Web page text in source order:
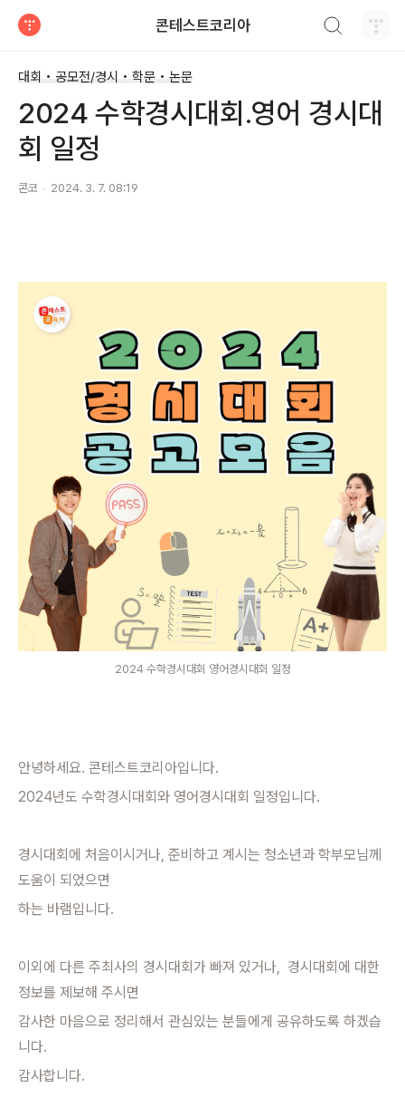
콘테스트코리아
대회 • 공모전/경시 • 학문 • 논문
2024 수학경시대회.영어 경시대
회 일정
콘코 2024. 3. 7. 08:19
2024 수학경시대회 영어경시대회 일정
안녕하세요. 콘테스트코리아입니다.
2024년도 수학경시대회와 영어경시대회 일정입니다.
경시대회에 처음이시거나, 준비하고 계시는 청소년과 학부모님께
도움이 되었으면
하는 바램입니다.
이외에 다른 주최사의 경시대회가 빠져 있거나, 경시대회에 대한
정보를 제보해 주시면
감사한 마음으로 정리해서 관심있는 분들에게 공유하도록 하겠습
니다.
감사합니다.